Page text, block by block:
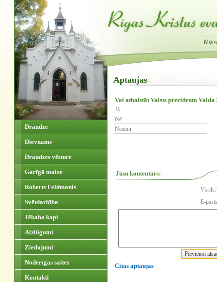
Draudze
Dievnams
Draudzes vēsture
Garīgā maize
Roberts Feldmanis
Svētdarbība
Jēkaba kapi
Aizlūgumi
Ziedojumi
Noderīgas saites
Kontakti
Aptaujas
Vai atbalstāt Valsts prezidenta
Jā
Nē
Nezinu
Jūsu komentārs:
Vārds:
E-
Citas aptaujas